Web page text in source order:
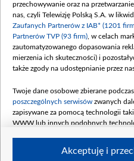
Dofinansowanie 48
Data podpisania
(wpłata grudzień
Dofinansowanie 900
Data podpisania
kwiecień 180 mln, 7
czerwca 90 mln)
Dofinansowanie 250
4 sierpnia 250 mln
przechowywanie oraz na
nas, czyli Telewizję Polską S.A. w
Zaufanych Partnerów z IAB* (1201
Partnerów TVP (93 firm) , w celach
zautomatyzowanego dopasowania
mierzenia ich skuteczności) i
także zgody na udostępnianie przez
Twoje dane osobowe zbierane
poszczególnych serwisów zwanych
zapisywane za pomocą technologii
WWW lub innych podobnych
Akceptuję i